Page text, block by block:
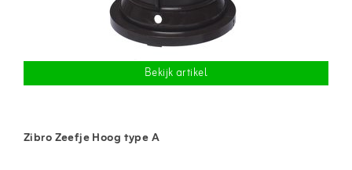
Bekijk artikel
Zibro Zeefje Hoog type A